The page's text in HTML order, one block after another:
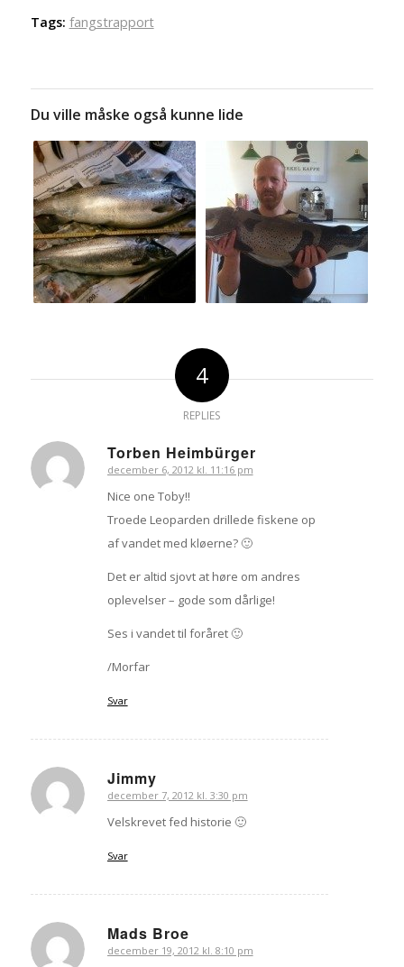
Tags: fangstrapport
Du ville måske også kunne lide
4
REPLIES
Torben Heimbürger
siger:
december 6, 2012 kl. 11:16 pm
Nice one Toby!!
Troede Leoparden drillede fiskene op
af vandet med kløerne? 🙂
Det er altid sjovt at høre om andres
oplevelser – gode som dårlige!
Ses i vandet til foråret 🙂
/Morfar
Svar
Jimmy
siger:
december 7, 2012 kl. 3:30 pm
Velskrevet fed historie 🙂
Svar
Mads Broe
siger:
december 19, 2012 kl. 8:10 pm